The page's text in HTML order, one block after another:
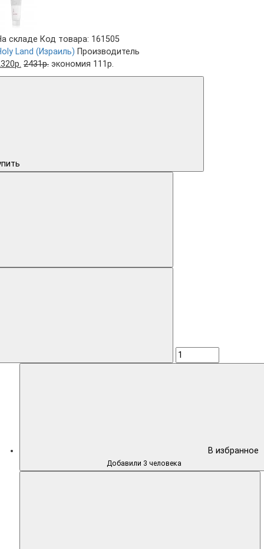
складе Код товара: 161505
Land (Израиль) Производитель
2431р. экономия 111р.
В избранное
Добавили 3 человека